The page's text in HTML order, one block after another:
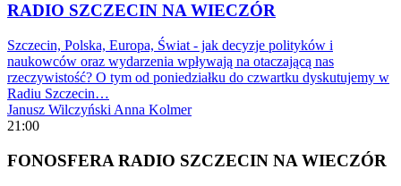
RADIO SZCZECIN NA WIECZÓR
Szczecin, Polska, Europa, Świat - jak decyzje polityków i
naukowców oraz wydarzenia wpływają na otaczającą nas
rzeczywistość? O tym od poniedziałku do czwartku dyskutujemy w
Radiu Szczecin…
Janusz Wilczyński Anna Kolmer
21:00
FONOSFERA RADIO SZCZECIN NA WIECZÓR